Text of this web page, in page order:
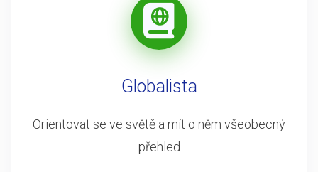
Globalista
Orientovat se ve světě a mít o něm všeobecný
přehled